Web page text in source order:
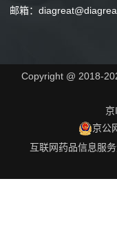
邮箱：
Copyright @ 2018-
京公
互联网药品信息服